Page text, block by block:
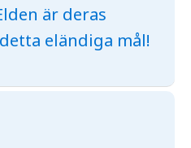
är deras
eländiga mål!